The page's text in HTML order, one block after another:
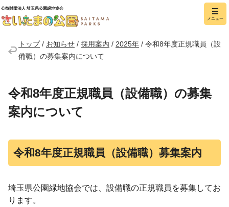
公益財団法人 埼玉県公園緑地協会
メニュー
トップ/ お知らせ / 採用案内 / 2025年 / 令和8年度正規職員（設
備職）の募集案内について
令和8年度正規職員（設備職）の募集
案内について
令和8年度正規職員（設備職）募集案内
埼玉県公園緑地協会では、設備職の正規職員を募集してお
ります。